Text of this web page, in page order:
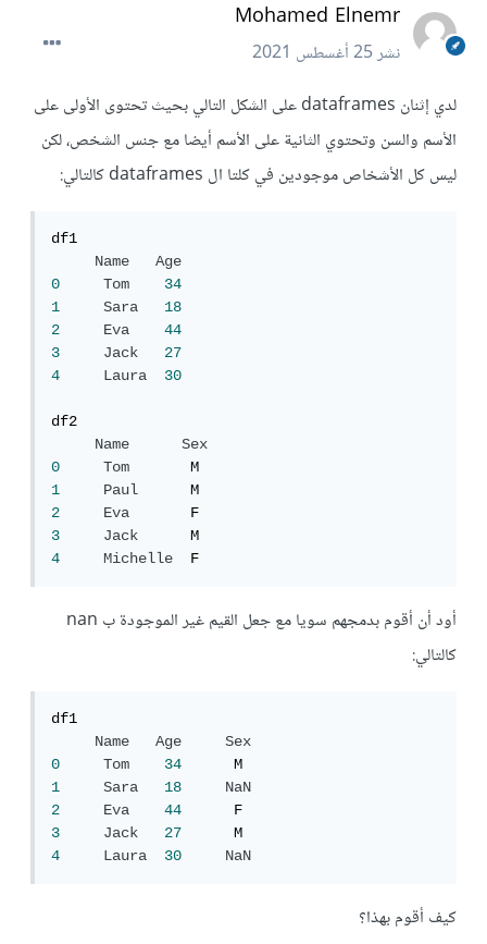
Mohamed Elnemr
نشر25 أغسطس 2021
لدي إثنان dataframes على الشكل التالي بحيث تحتوى الأولى على
الأسم والسن وتحتوي الثانية على الأسم أيضا مع جنس الشخص، لكن
ليس كل الأشخاص موجودين في كلتا ال dataframes كالتالي:
df1
Name
Age
0
Tom
34
1
Sara
18
2
Eva
44
3
Jack
27
4
Laura 30
df2
Name
Sex
0
Tom
1
Paul
2
Eva
3
Jack
4
Michelle
  F
أود أن أقوم بدمجهم سويا مع جعل القيم غير الموجودة ب nan
كالتالي:
df1
Name
Age
Sex
0
Tom 34
1
Sara 18
NaN
2
Eva 44
3
Jack 27
4
Laura 30 NaN
كيف أقوم بهذا؟